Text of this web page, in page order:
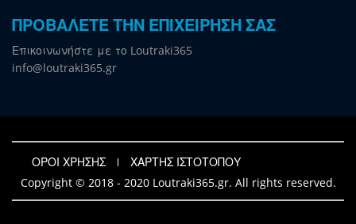
ΠΡΟΒΑΛΕΤΕ ΤΗΝ ΕΠΙΧΕΙΡΗΣΗ ΣΑΣ
Επικοινωνήστε με το Loutraki365
info@loutraki365.gr
ΟΡΟΙ ΧΡΗΣΗΣ
ΧΑΡΤΗΣ ΙΣΤΟΤΟΠΟΥ
Copyright © 2018 - 2020 Loutraki365.gr. All rights reserved.